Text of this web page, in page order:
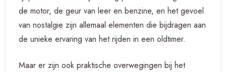
de motor, de geur van leer en benzine, en het gevoel
van nostalgie zijn allemaal elementen die bijdragen aan
de unieke ervaring van het rijden in een oldtimer.
Maar er zijn ook praktische overwegingen bij het